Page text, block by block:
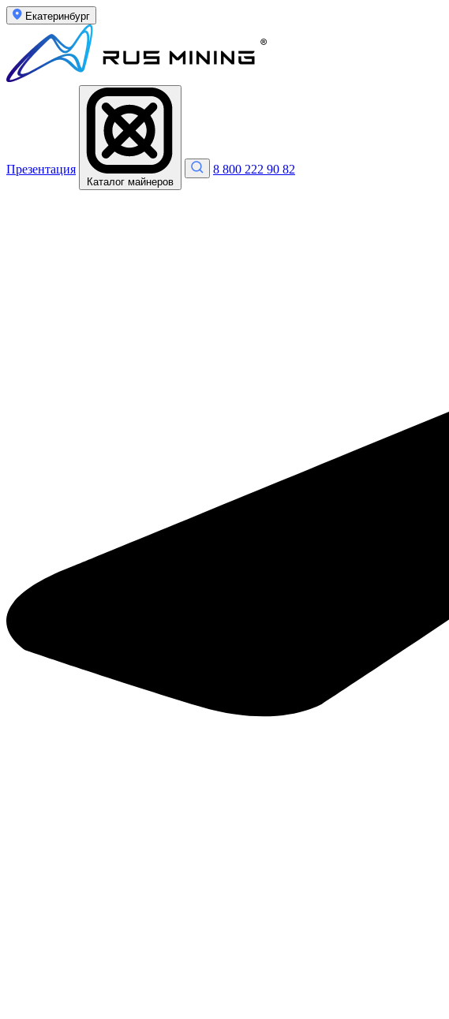
Екатеринбург
Презентация
Каталог майнеров
8 800 222 90 82